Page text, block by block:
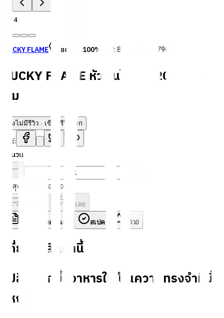
4
LUCKY FLAME ของแท้ 100% SKU:8858327003790
LUCKY FRAME หัวพ่นไฟ GT-202 สีดำ-
ส้ม
ยังไม่มีรีวิว · เขียนรีวิวแรก
แชร์:
จำนวน
สูงสุด 10 ชุด/ออเดอร์
ซื้อเลย
รายละเอียดสินค้า สเปค รีวิว0
เกี่ยวกับสินค้านี้
เปลี่ยนทุกมื้ออาหารให้เป็นความทรงจำที่ยิ่ง
ใหญ่!